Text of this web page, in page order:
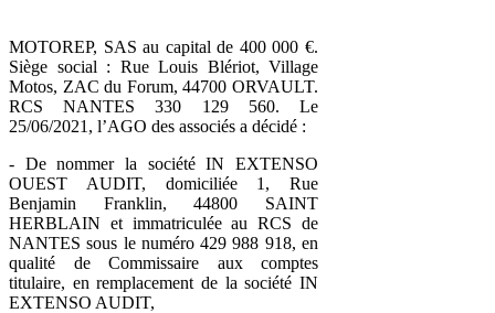
MOTOREP, SAS au capital de 400 000 €.
Siège social : Rue Louis Blériot, Village
Motos, ZAC du Forum, 44700 ORVAULT.
RCS NANTES 330 129 560. Le
25/06/2021, l’AGO des associés a décidé :
- De nommer la société IN EXTENSO
OUEST AUDIT, domiciliée 1, Rue
Benjamin Franklin, 44800 SAINT
HERBLAIN et immatriculée au RCS de
NANTES sous le numéro 429 988 918, en
qualité de Commissaire aux comptes
titulaire, en remplacement de la société IN
EXTENSO AUDIT,